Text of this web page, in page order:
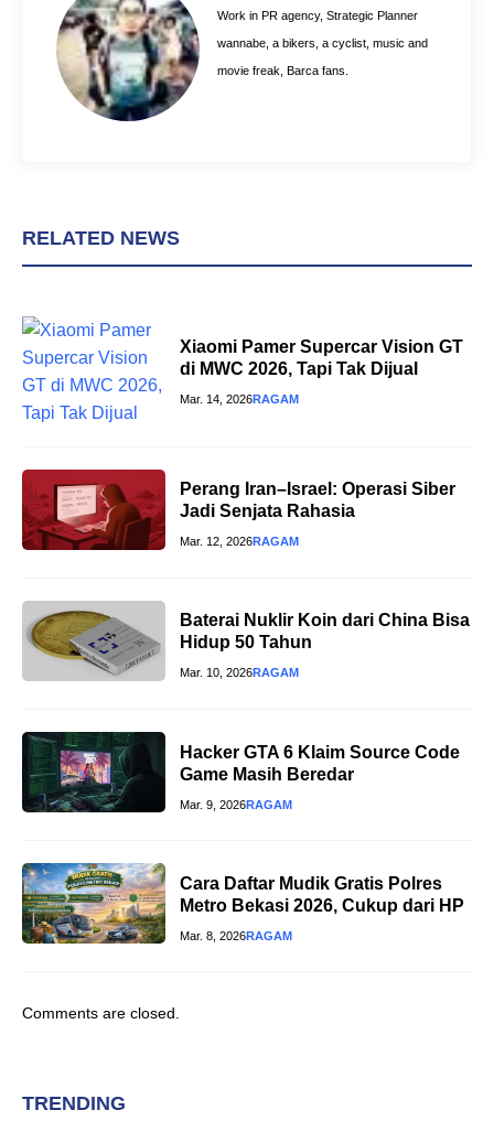
k
e
s
p
p
Work in PR agency, Strategic Planner
wannabe, a bikers, a cyclist, music and
movie freak, Barca fans.
RELATED NEWS
Xiaomi Pamer Supercar Vision GT
di MWC 2026, Tapi Tak Dijual
Mar. 14, 2026RAGAM
Perang Iran–Israel: Operasi Siber
Jadi Senjata Rahasia
Mar. 12, 2026RAGAM
Baterai Nuklir Koin dari China Bisa
Hidup 50 Tahun
Mar. 10, 2026RAGAM
Hacker GTA 6 Klaim Source Code
Game Masih Beredar
Mar. 9, 2026RAGAM
Cara Daftar Mudik Gratis Polres
Metro Bekasi 2026, Cukup dari HP
Mar. 8, 2026RAGAM
Comments are closed.
TRENDING